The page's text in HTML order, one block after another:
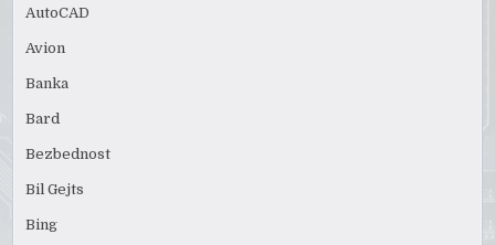
AutoCAD
Avion
Banka
Bard
Bezbednost
Bil Gejts
Bing